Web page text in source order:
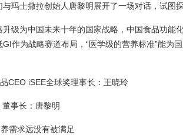
玛士撒拉创始人唐黎明展开了一场对话，试图
升级为中国未来十年的国家战略，中国食品功能
作为战略赛道布局，“医学级的营养标准”能为
CEO iSEE全球奖理事长：王晓玲
事长：唐黎明
需求远没有被满足